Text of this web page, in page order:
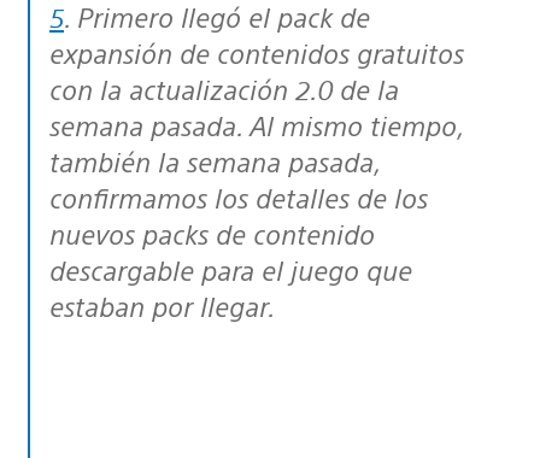
5. Primero llegó el pack de
expansión de contenidos gratuitos
con la actualización 2.0 de la
semana pasada. Al mismo tiempo,
también la semana pasada,
confirmamos los detalles de los
nuevos packs de contenido
descargable para el juego que
estaban por llegar.